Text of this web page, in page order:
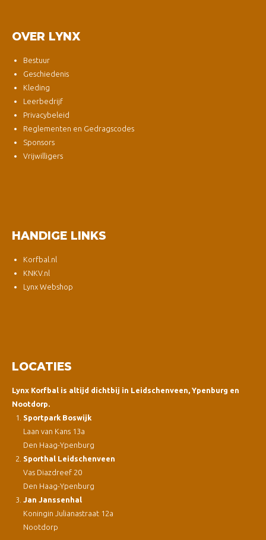
OVER LYNX
Bestuur
Geschiedenis
Kleding
Leerbedrijf
Privacybeleid
Reglementen en Gedragscodes
Sponsors
Vrijwilligers
HANDIGE LINKS
Korfbal.nl
KNKV.nl
Lynx Webshop
LOCATIES
Lynx Korfbal is altijd dichtbij in Leidschenveen, Ypenburg en
Nootdorp.
Sportpark Boswijk
Laan van Kans 13a
Den Haag-Ypenburg
Sporthal Leidschenveen
Vas Diazdreef 20
Den Haag-Ypenburg
Jan Janssenhal
Koningin Julianastraat 12a
Nootdorp